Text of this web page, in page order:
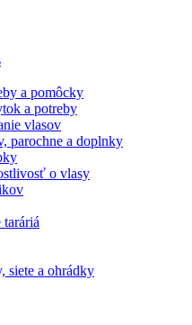
a pomôcky
a potreby
vlasov
parochne a doplnky
o vlasy
taráriá
siete a ohrádky